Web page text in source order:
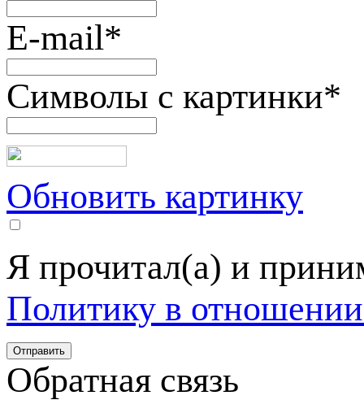
E-mail*
Символы с картинки*
Обновить картинку
Я прочитал(а) и
Политику в
Обратная связь